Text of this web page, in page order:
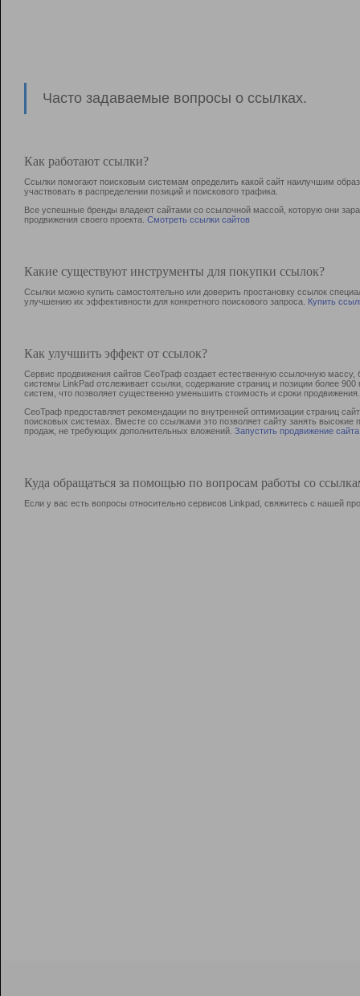
Часто задаваемые вопросы о ссылках.
Как работают ссылки?
Ссылки помогают поисковым системам определить какой сайт наилучшим
участвовать в раcпределении позиций и поискового трафика.
Все успешные бренды владеют сайтами со ссылочной массой, которую они
продвижения своего проекта. Смотреть ссылки сайтов
Какие существуют инструменты для покупки ссылок?
Ссылки можно купить самостоятельно или доверить простановку ссылок
улучшению их эффективности для конкретного поискового запроса. Купить
Как улучшить эффект от ссылок?
Сервис продвижения сайтов СеоТраф создает естественную ссылочную
системы LinkPad отслеживает ссылки, содержание страниц и позиции более
систем, что позволяет существенно уменьшить стоимость и сроки продвижения.
СеоТраф предоставляет рекомендации по внутренней оптимизации страниц
поисковых системах. Вместе со ссылками это позволяет сайту занять
продаж, не требующих дополнительных вложений. Запустить продвижение сайта
Куда обращаться за помощью по вопросам работы со
Если у вас есть вопросы относительно сервисов Linkpad, свяжитесь с нашей